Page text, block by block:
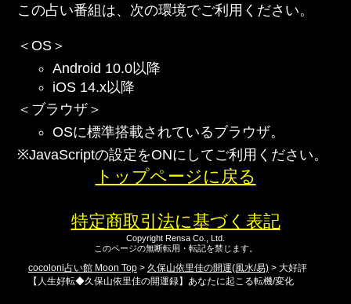
この占い番組は、次の環境でご利用ください。
＜OS＞
Android 10.0以降
iOS 14.x以降
＜ブラウザ＞
OSに標準搭載されているブラウザ。
※JavaScriptの設定をONにしてご利用ください。
トップページに戻る
特定商取引法に基づく表記
Copyright Rensa Co., Ltd.
このページの無断転用・転記を禁じます。
cocoloni占い館 Moon Top> 久保山依里佳の開運(風水/易)> 大好評
【人生好転◆久保山依里佳の開運録】あなたに起こる転機/変化